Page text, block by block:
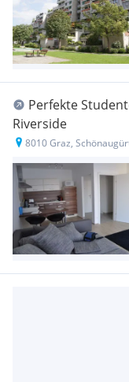
Perfekte
Riverside
8010 Graz,